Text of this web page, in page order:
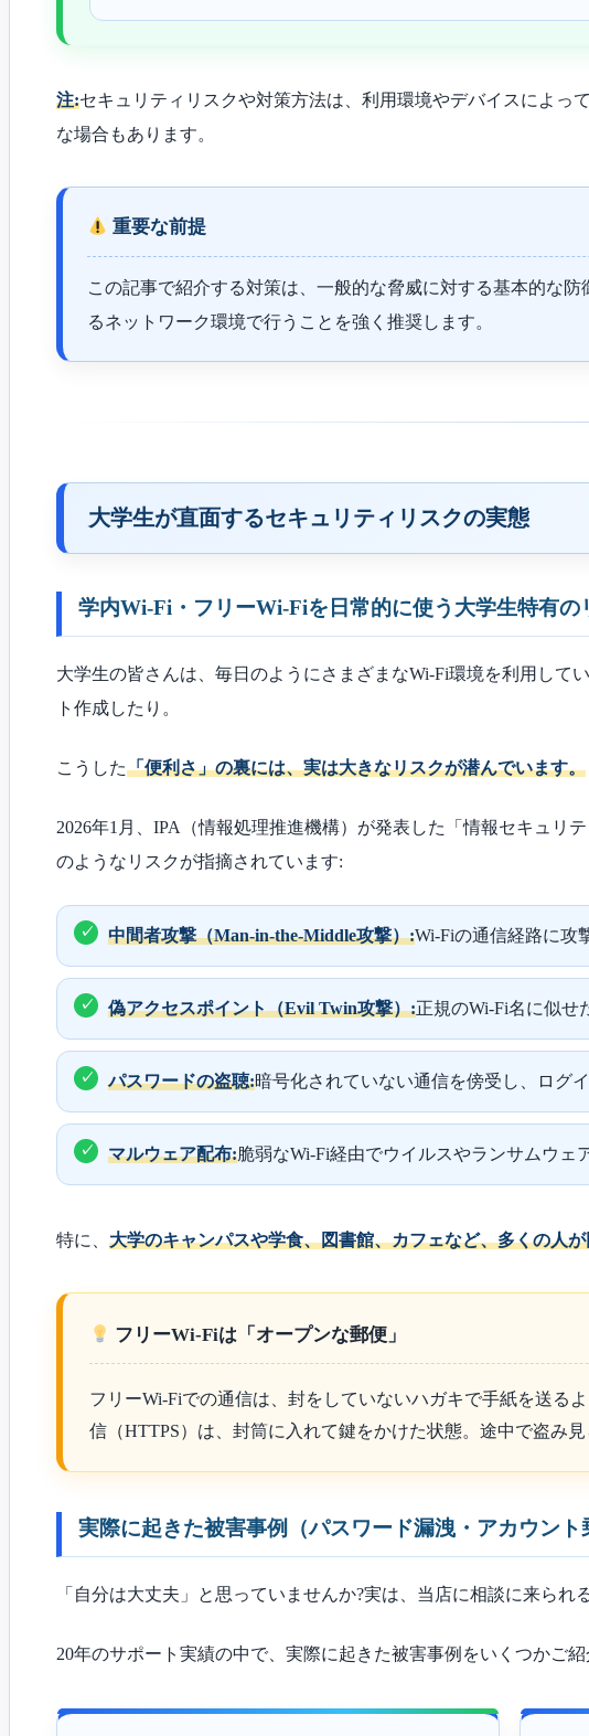
注:セキュリティリスクや対策方法は、利用環境やデバイスによ
な場合もあります。
重要な前提
この記事で紹介する対策は、一般的な脅威に対する基本的な
るネットワーク環境で行うことを強く推奨します。
大学生が直面するセキュリティリスクの実態
学内Wi-Fi・フリーWi-Fiを日常的に使う大学生特有の
大学生の皆さんは、毎日のようにさまざまなWi-Fi環境を利用して
ト作成したり。
こうした「便利さ」の裏には、実は大きなリスクが潜んでいます。
2026年1月、IPA（情報処理推進機構）が発表した「情報セキュリ
のようなリスクが指摘されています:
中間者攻撃（Man-in-the-Middle攻撃）:Wi-Fiの通信経路に攻
偽アクセスポイント（Evil Twin攻撃）:正規のWi-Fi名に似せ
パスワードの盗聴:暗号化されていない通信を傍受し、ログ
マルウェア配布:脆弱なWi-Fi経由でウイルスやランサムウェ
特に、 大学のキャンパスや学食、図書館、カフェなど、多くの人
フリーWi-Fiは「オープンな郵便」
フリーWi-Fiでの通信は、封をしていないハガキで手紙を送る
信（HTTPS）は、封筒に入れて鍵をかけた状態。途中で盗み
実際に起きた被害事例（パスワード漏洩・アカウント
「自分は大丈夫」と思っていませんか?実は、当店に相談に来ら
20年のサポート実績の中で、実際に起きた被害事例をいくつかご